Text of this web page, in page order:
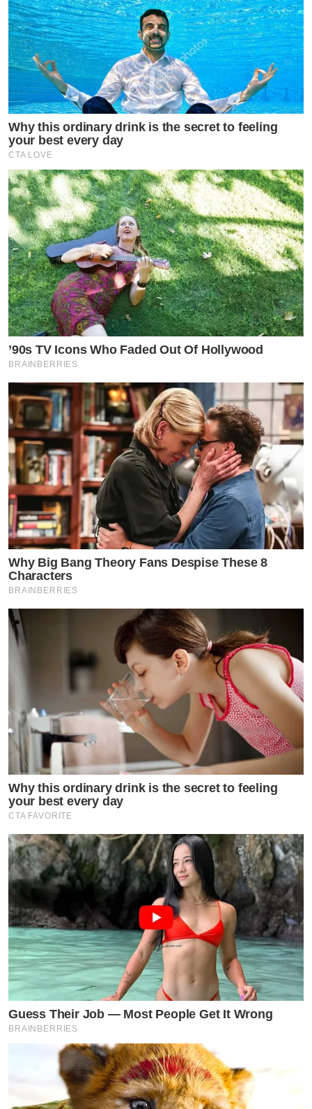
​บอกเลยว่าแฟชั่นเซ็ตนี้ไม่ใช่แค่การโชว์ความหล่อธรรมดา
แต่มันคือการประกาศความหวานและเคมีที่เข้ากันแบบสิบ
และความหวานของคู่นี้จริงๆ ค่ะคุณขาาาาา
Why this ordinary drink is the secret to feeling
your best every day
CTA LOVE
’90s TV Icons Who Faded Out Of Hollywood
BRAINBERRIES
Why Big Bang Theory Fans Despise These 8
Characters
BRAINBERRIES
Why this ordinary drink is the secret to feeling
your best every day
CTA FAVORITE
Guess Their Job — Most People Get It Wrong
BRAINBERRIES